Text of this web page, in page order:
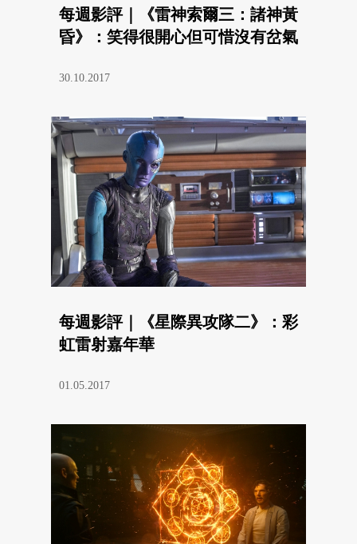
每週影評｜《雷神索爾三：諸神黃
昏》：笑得很開心但可惜沒有岔氣
30.10.2017
每週影評｜《星際異攻隊二》：彩
虹雷射嘉年華
01.05.2017